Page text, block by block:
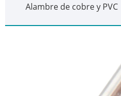
Alambre de cobre y PVC